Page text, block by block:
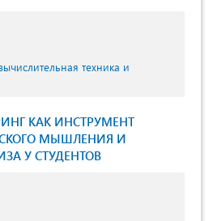
техника и
КАК ИНСТРУМЕНТ
МЫШЛЕНИЯ И
У СТУДЕНТОВ